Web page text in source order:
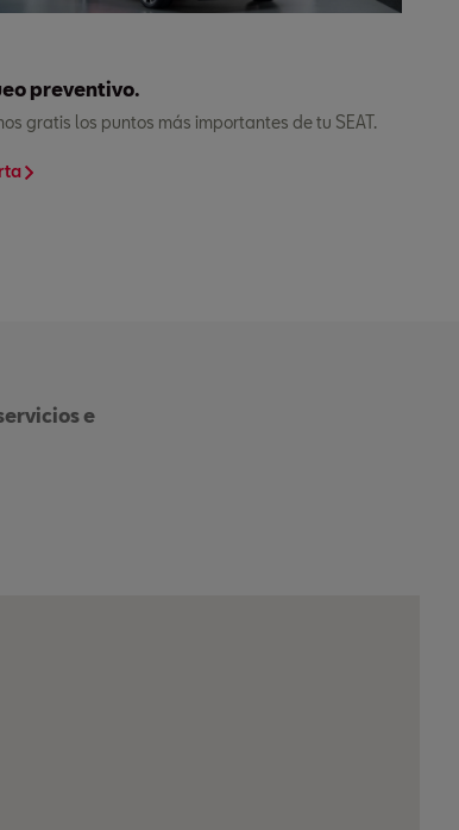
preventivo.
gratis los puntos más importantes de tu SEAT.
e